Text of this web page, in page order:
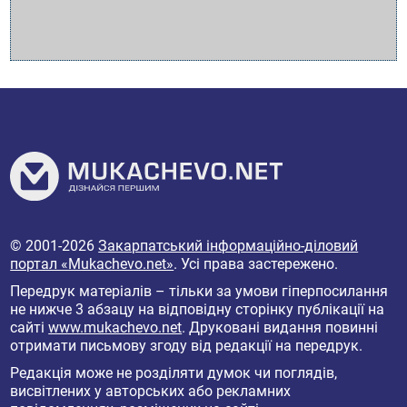
© 2001-2026Закарпатський інформаційно-діловий
портал «Mukachevo.net». Усі права застережено.
Передрук матеріалів – тільки за умови гіперпосилання
не нижче 3 абзацу на відповідну сторінку публікації на
сайтіwww.mukachevo.net. Друковані видання повинні
отримати письмову згоду від редакції на передрук.
Редакція може не розділяти думок чи поглядів,
висвітлених у авторських або рекламних